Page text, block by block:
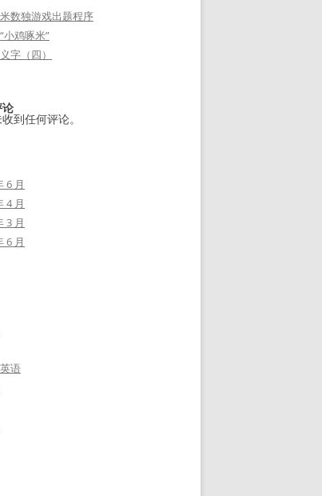
数独游戏出题程序
小鸡啄米”
字（四）
到任何评论。
6 月
4 月
3 月
6 月
语